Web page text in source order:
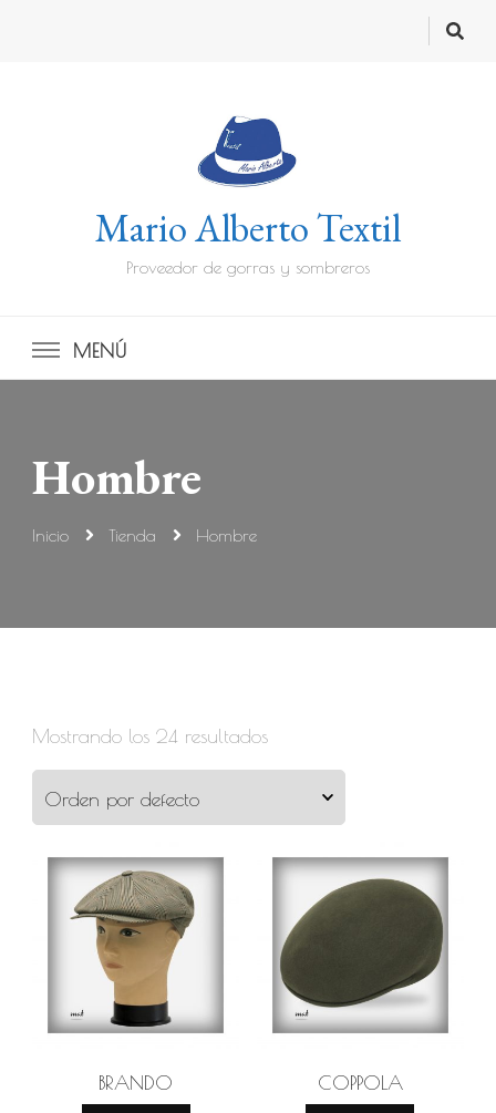
Mario Alberto Textil
Proveedor de gorras y sombreros
MENÚ
Hombre
Inicio Tienda Hombre
Mostrando los 24 resultados
BRANDO
COPPOLA